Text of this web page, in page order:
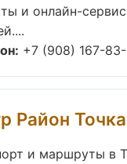
и онлайн-
+7 (908) 167-
Район Точка
и маршруты в